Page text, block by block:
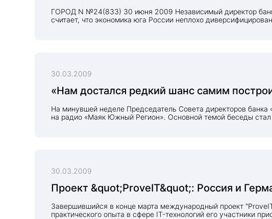
ГОРОД N №24(833) 30 июня 2009 Независимый директор
считает, что экономика юга России неплохо
30.03.2009
«Нам достался редкий шанс самим
На минувшей неделе Председатель Совета директоров
на радио «Маяк Южный Регион». Основной темой беседы
30.03.2009
Проект &quot;ProveIT&quot;: Россия и
Завершившийся в конце марта международный проект
практического опыта в сфере IT-технологий его участники